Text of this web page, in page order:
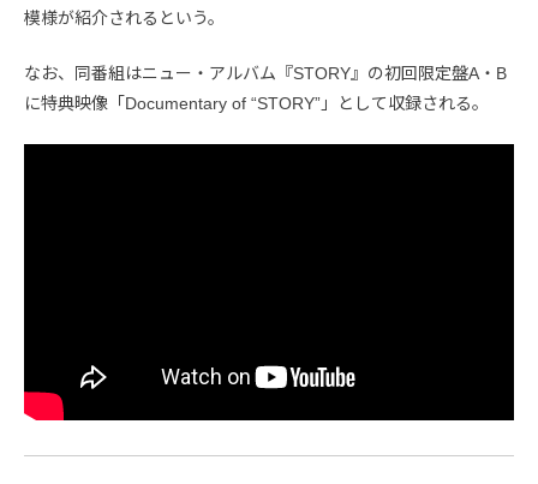
模様が紹介されるという。
なお、同番組はニュー・アルバム『STORY』の初回限定盤A・B
に特典映像「Documentary of “STORY”」として収録される。